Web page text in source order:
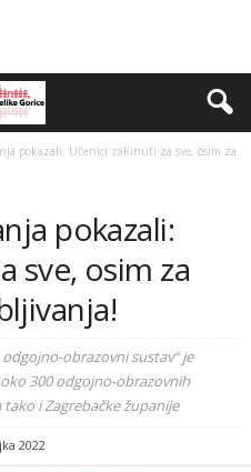
pokazali: Učenici zakinuti za sve, osim za
pokazali:
sve, osim za
obrazovni sustav“ je
300 odgojno-obrazovnih
i Zagrebačke županije
2022